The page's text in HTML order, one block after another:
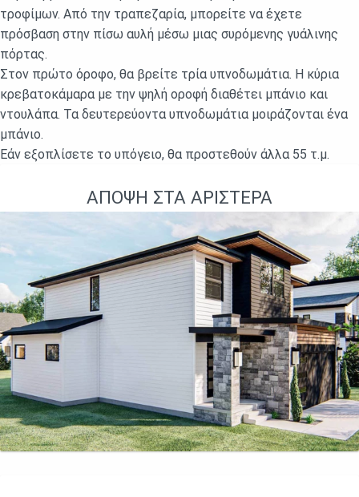
τροφίμων. Από την τραπεζαρία, μπορείτε να έχετε
πρόσβαση στην πίσω αυλή μέσω μιας συρόμενης γυάλινης
πόρτας.
Στον πρώτο όροφο, θα βρείτε τρία υπνοδωμάτια. Η κύρια
κρεβατοκάμαρα με την ψηλή οροφή διαθέτει μπάνιο και
ντουλάπα. Τα δευτερεύοντα υπνοδωμάτια μοιράζονται ένα
μπάνιο.
Εάν εξοπλίσετε το υπόγειο, θα προστεθούν άλλα 55 τ.μ.
ΆΠΟΨΗ ΣΤΑ ΑΡΙΣΤΕΡΆ